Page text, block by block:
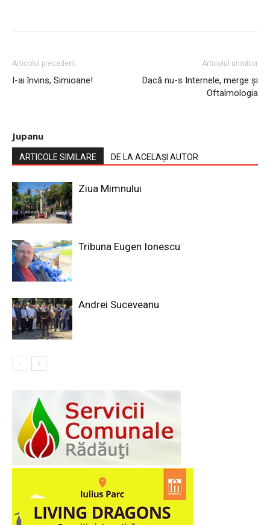
Articolul precedent
I-ai învins, Simioane!
Articolul următor
Dacă nu-s Internele, merge și
Oftalmologia
Jupanu
ARTICOLE SIMILARE DE LA ACELAȘI AUTOR
Ziua Mimnului
Tribuna Eugen Ionescu
Andrei Suceveanu